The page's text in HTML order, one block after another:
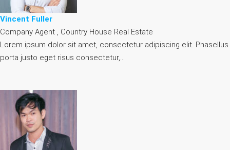
Vincent Fuller
Company Agent , Country House Real Estate
Lorem ipsum dolor sit amet, consectetur adipiscing elit. Phasellus
porta justo eget risus consectetur,…